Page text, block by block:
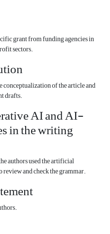
grant from funding agencies in
sectors.
of the article and
drafts.
AI and AI-
in the writing
authors used the artificial
and check the grammar.